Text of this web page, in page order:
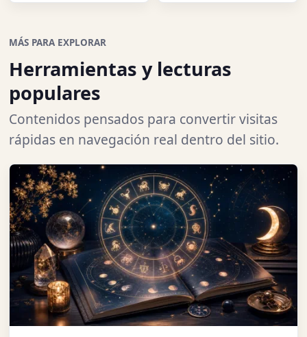
MÁS PARA EXPLORAR
Herramientas y lecturas
populares
Contenidos pensados para convertir visitas
rápidas en navegación real dentro del sitio.